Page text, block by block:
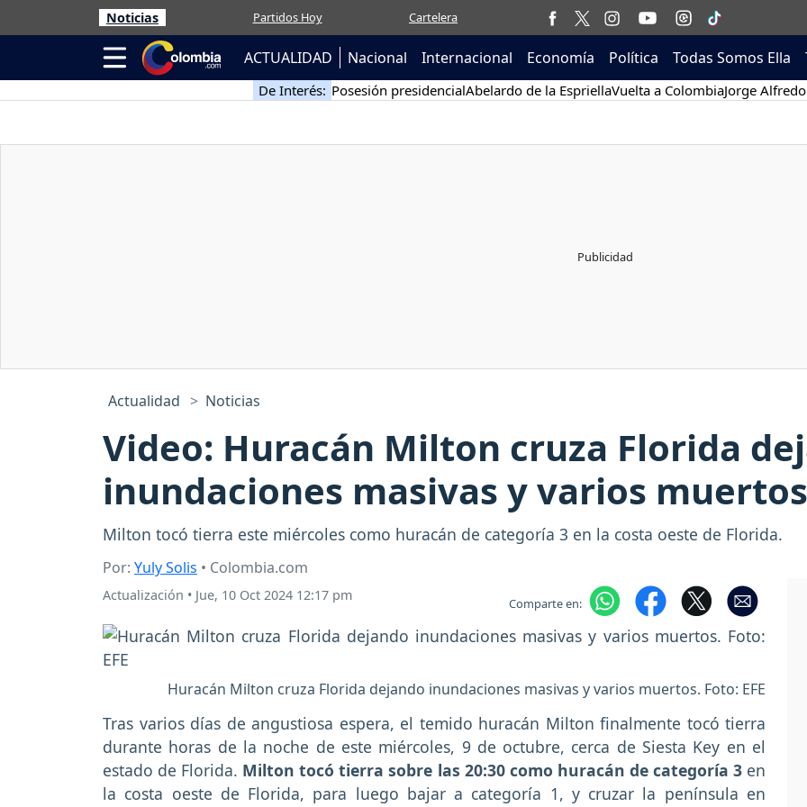
Noticias Partidos Hoy Cartelera
ACTUALIDAD Nacional Internacional Economía Política Todas Somos Ella
De Interés: Posesión presidencialAbelardo de la EspriellaVuelta a ColombiaJorge
Actualidad Noticias
Video: Huracán Milton cruza Florida
inundaciones masivas y varios muertos
Milton tocó tierra este miércoles como huracán de categoría 3 en la costa oeste de Florida.
Por: Yuly Solis • Colombia.com
Actualización • Jue, 10 Oct 2024 12:17 pm Comparte en:
Huracán Milton cruza Florida dejando inundaciones masivas y varios muertos. Foto: EFE
Tras varios días de angustiosa espera, el temido huracán Milton finalmente tocó tierra
durante horas de la noche de este miércoles, 9 de octubre, cerca de Siesta Key en el
estado de Florida. Milton tocó tierra sobre las 20:30 como huracán de categoría 3en
la costa oeste de Florida, para luego bajar a categoría 1, y cruzar la península en